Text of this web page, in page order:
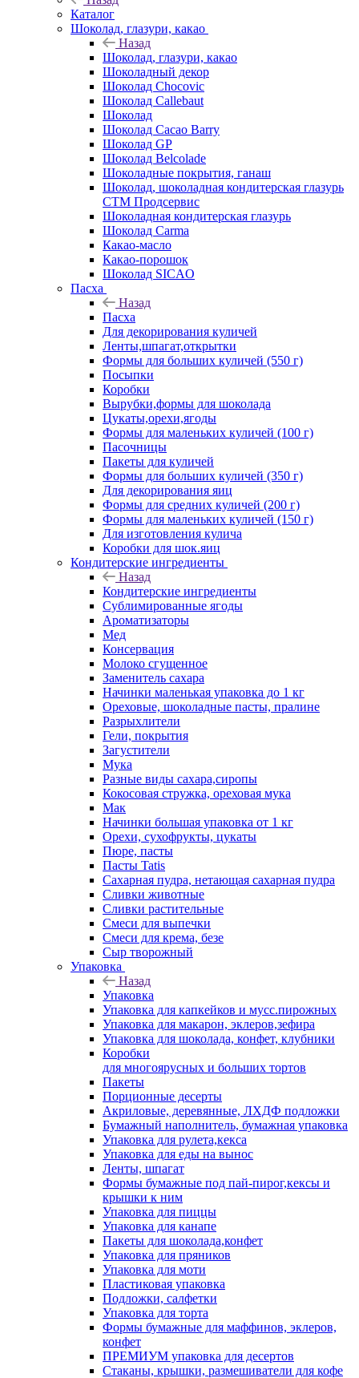
Каталог
Шоколад, глазури, какао
Назад
Шоколад, глазури, какао
Шоколадный декор
Шоколад Chocovic
Шоколад Callebaut
Шоколад
Шоколад Cacao Barry
Шоколад GP
Шоколад Belcolade
Шоколадные покрытия, ганаш
Шоколад, шоколадная кондитерская глазурь
СТМ Продсервис
Шоколадная кондитерская глазурь
Шоколад Carma
Какао-масло
Какао-порошок
Шоколад SICAO
Пасха
Назад
Пасха
Для декорирования куличей
Ленты,шпагат,открытки
Формы для больших куличей (550 г)
Посыпки
Коробки
Вырубки,формы для шоколада
Цукаты,орехи,ягоды
Формы для маленьких куличей (100 г)
Пасочницы
Пакеты для куличей
Формы для больших куличей (350 г)
Для декорирования яиц
Формы для средних куличей (200 г)
Формы для маленьких куличей (150 г)
Для изготовления кулича
Коробки для шок.яиц
Кондитерские ингредиенты
Назад
Кондитерские ингредиенты
Сублимированные ягоды
Ароматизаторы
Мед
Консервация
Молоко сгущенное
Заменитель сахара
Начинки маленькая упаковка до 1 кг
Ореховые, шоколадные пасты, пралине
Разрыхлители
Гели, покрытия
Загустители
Мука
Разные виды сахара,сиропы
Кокосовая стружка, ореховая мука
Мак
Начинки большая упаковка от 1 кг
Орехи, сухофрукты, цукаты
Пюре, пасты
Пасты Tatis
Сахарная пудра, нетающая сахарная пудра
Сливки животные
Сливки растительные
Смеси для выпечки
Смеси для крема, безе
Сыр творожный
Упаковка
Назад
Упаковка
Упаковка для капкейков и мусс.пирожных
Упаковка для макарон, эклеров,зефира
Упаковка для шоколада, конфет, клубники
Коробки
для многоярусных и больших тортов
Пакеты
Порционные десерты
Акриловые, деревянные, ЛХДФ подложки
Бумажный наполнитель, бумажная упаковка
Упаковка для рулета,кекса
Упаковка для еды на вынос
Ленты, шпагат
Формы бумажные под пай-пирог,кексы и
крышки к ним
Упаковка для пиццы
Упаковка для канапе
Пакеты для шоколада,конфет
Упаковка для пряников
Упаковка для моти
Пластиковая упаковка
Подложки, салфетки
Упаковка для торта
Формы бумажные для маффинов, эклеров,
конфет
ПРЕМИУМ упаковка для десертов
Стаканы, крышки, размешиватели для кофе